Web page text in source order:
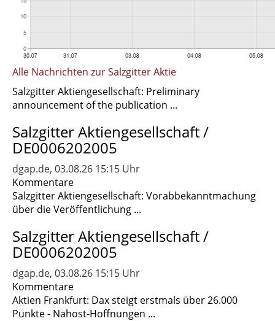
Alle Nachrichten zur Salzgitter Aktie
Salzgitter Aktiengesellschaft: Preliminary
announcement of the publication ...
Salzgitter Aktiengesellschaft /
DE0006202005
dgap.de, 03.08.26 15:15 Uhr
Kommentare
Salzgitter Aktiengesellschaft: Vorabbekanntmachung
über die Veröffentlichung ...
Salzgitter Aktiengesellschaft /
DE0006202005
dgap.de, 03.08.26 15:15 Uhr
Kommentare
Aktien Frankfurt: Dax steigt erstmals über 26.000
Punkte - Nahost-Hoffnungen ...